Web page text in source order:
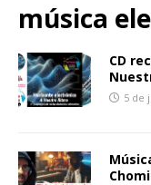
música
CD
5 de